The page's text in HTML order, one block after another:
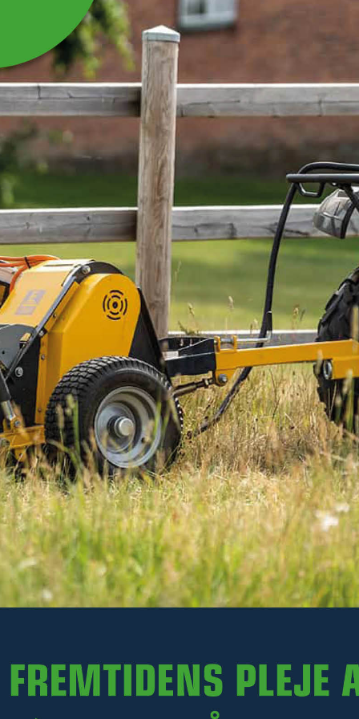
KLAPLÅS L-SPLINT TIL
TIPVOGN
Klaplås L-splint til tipvogn TV15
Læs mere
135 kr
Ekskl. moms
På lager
- +
LÆG I KURV
Varenr. R23-TV15.016